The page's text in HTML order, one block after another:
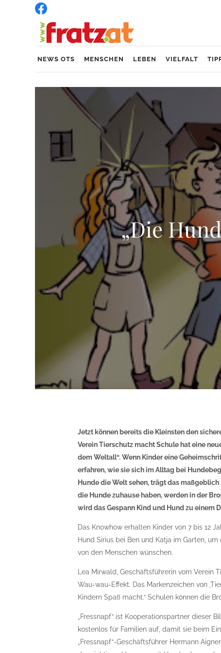
NEWS OTS MENSCHEN LEBEN VIELFALT
„Die
Jetzt können bereits die Kleinsten den
Verein Tierschutz macht Schule hat eine
dem Weltall“. Wenn Kinder eine
erfahren, wie sie sich im Alltag bei
Hunde die Welt sehen, trägt das
die Hunde zuhause haben, werden in der
wird das Gespann Kind und Hund zu einem
Das Knowhow erhalten Kinder von 7 bis 12
Hund Sirius bei Ben und Katja im Garten,
von den Menschen wünschen.
Lea Mirwald, Geschäftsführerin vom Verein
Wau-wau-Effekt. Das Markenzeichen von
Kindern Spaß macht.“ Schulen können die
„Fressnapf“ ist Kooperationspartner dieser
kostenlos für Familien auf, damit sie beim
„Fressnapf“-Geschäftsführer Hermann